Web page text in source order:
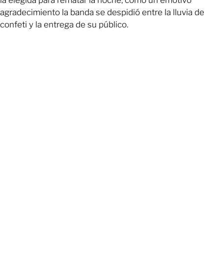
agradecimiento la banda se despidió entre la lluvia de
confeti y la entrega de su público.